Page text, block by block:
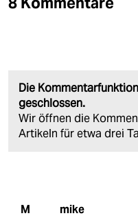
Die
geschlossen.
Wir öffnen die
Artikeln für etwa drei
M mike